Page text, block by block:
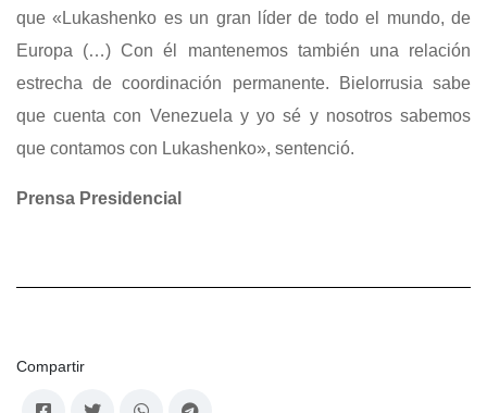
que «Lukashenko es un gran líder de todo el mundo, de
Europa (…) Con él mantenemos también una relación
estrecha de coordinación permanente. Bielorrusia sabe
que cuenta con Venezuela y yo sé y nosotros sabemos
que contamos con Lukashenko», sentenció.
Prensa Presidencial
Compartir